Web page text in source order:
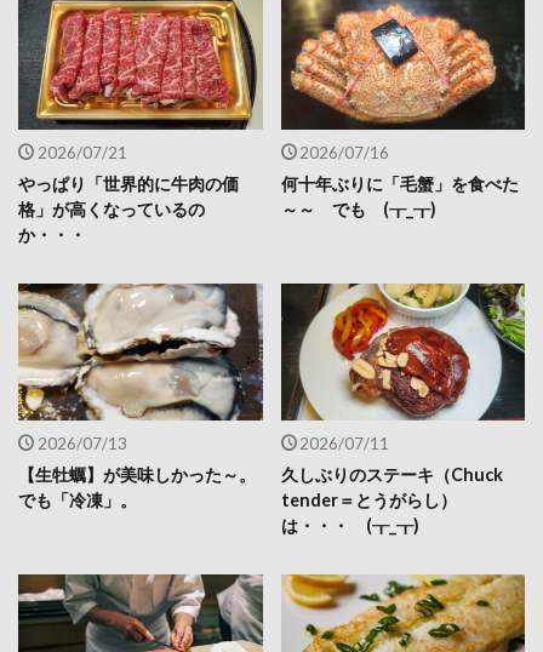
2026/07/21
やっぱり「世界的に牛肉の価
格」が高くなっているの
か・・・
2026/07/16
何十年ぶりに「毛蟹」を食べた
～～ でも (┰_┰)
2026/07/13
【生牡蠣】が美味しかった～。
でも「冷凍」。
2026/07/11
久しぶりのステーキ（Chuck
tender＝とうがらし）
は・・・ (┰_┰)